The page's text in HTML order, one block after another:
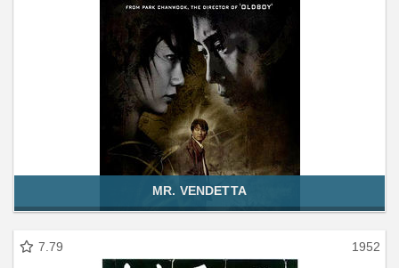
MR. VENDETTA
7.79 1952